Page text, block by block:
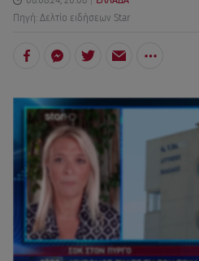
Πηγή: Δελτίο ειδήσεων Star